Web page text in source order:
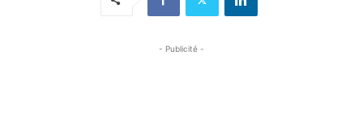
- Publicité -